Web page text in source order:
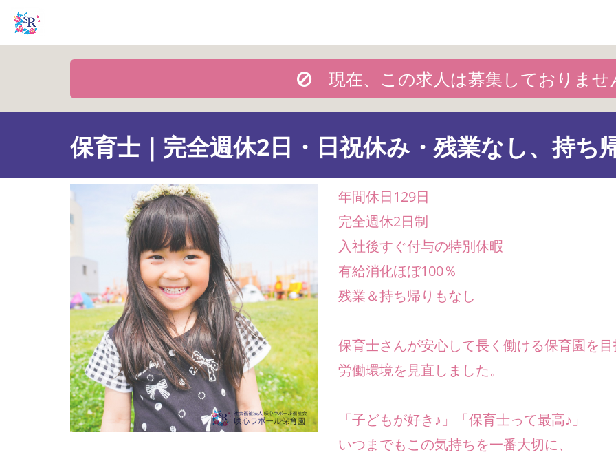
現在、この求人は募集しておりませ
保育士｜完全週休2日・日祝休み・残業なし、持ち
年間休日129日
完全週休2日制
入社後すぐ付与の特別休暇
有給消化ほぼ100％
残業＆持ち帰りもなし
保育士さんが安心して長く働ける保育園を目
労働環境を見直しました。
「子どもが好き♪」「保育士って最高♪」
いつまでもこの気持ちを一番大切に、